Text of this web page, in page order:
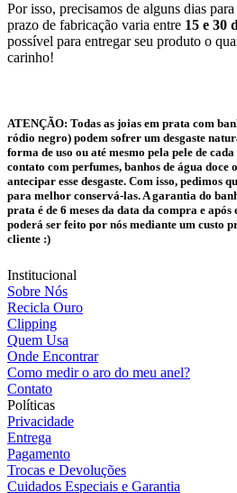
Por isso, precisamos de alguns dias
prazo de fabricação varia entre 15 e 30
possível para entregar seu produto o
carinho!
ATENÇÃO: Todas as joias em prata com
ródio negro) podem sofrer um desgaste
forma de uso ou até mesmo pela pele de
contato com perfumes, banhos de água doce
antecipar esse desgaste. Com isso, pedimos
para melhor conservá-las. A garantia do
prata é de 6 meses da data da compra e
poderá ser feito por nós mediante um custo
cliente :)
Institucional
Sobre Nós
Recicla Ouro
Clipping
Quem Usa
Onde Encontrar
Como medir o aro do meu anel?
Contato
Políticas
Privacidade
Entrega
Pagamento
Trocas e Devoluções
Cuidados Especiais e Garantia